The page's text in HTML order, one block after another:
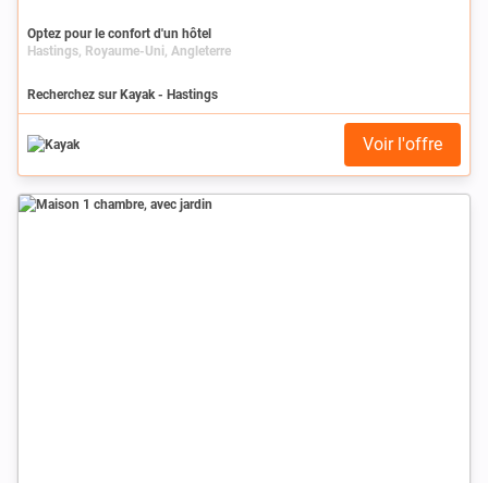
Optez pour le confort d'un hôtel
Hastings, Royaume-Uni, Angleterre
Recherchez sur Kayak - Hastings
Voir l'offre